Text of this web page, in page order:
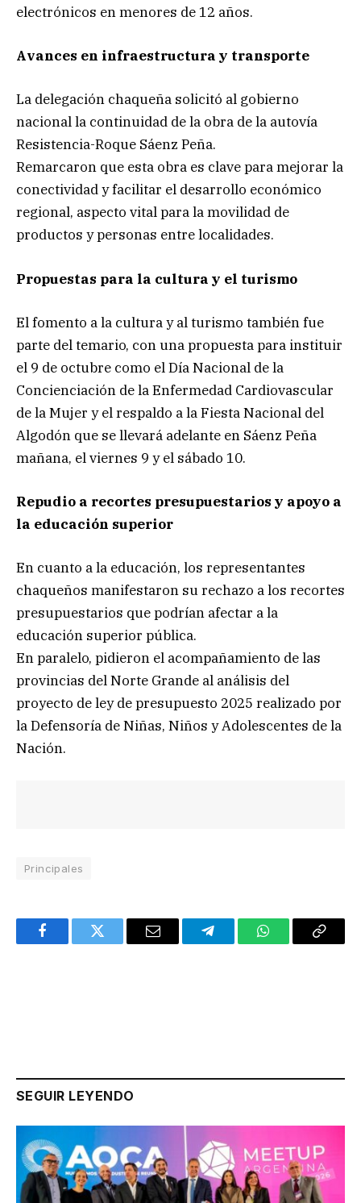
electrónicos en menores de 12 años.
Avances en infraestructura y transporte
La delegación chaqueña solicitó al gobierno
nacional la continuidad de la obra de la autovía
Resistencia-Roque Sáenz Peña.
Remarcaron que esta obra es clave para mejorar la
conectividad y facilitar el desarrollo económico
regional, aspecto vital para la movilidad de
productos y personas entre localidades.
Propuestas para la cultura y el turismo
El fomento a la cultura y al turismo también fue
parte del temario, con una propuesta para instituir
el 9 de octubre como el Día Nacional de la
Concienciación de la Enfermedad Cardiovascular
de la Mujer y el respaldo a la Fiesta Nacional del
Algodón que se llevará adelante en Sáenz Peña
mañana, el viernes 9 y el sábado 10.
Repudio a recortes presupuestarios y apoyo a
la educación superior
En cuanto a la educación, los representantes
chaqueños manifestaron su rechazo a los recortes
presupuestarios que podrían afectar a la
educación superior pública.
En paralelo, pidieron el acompañamiento de las
provincias del Norte Grande al análisis del
proyecto de ley de presupuesto 2025 realizado por
la Defensoría de Niñas, Niños y Adolescentes de la
Nación.
Principales
FacebookTwitter Email TelegramWhatsAppCopy
SEGUIR LEYENDO